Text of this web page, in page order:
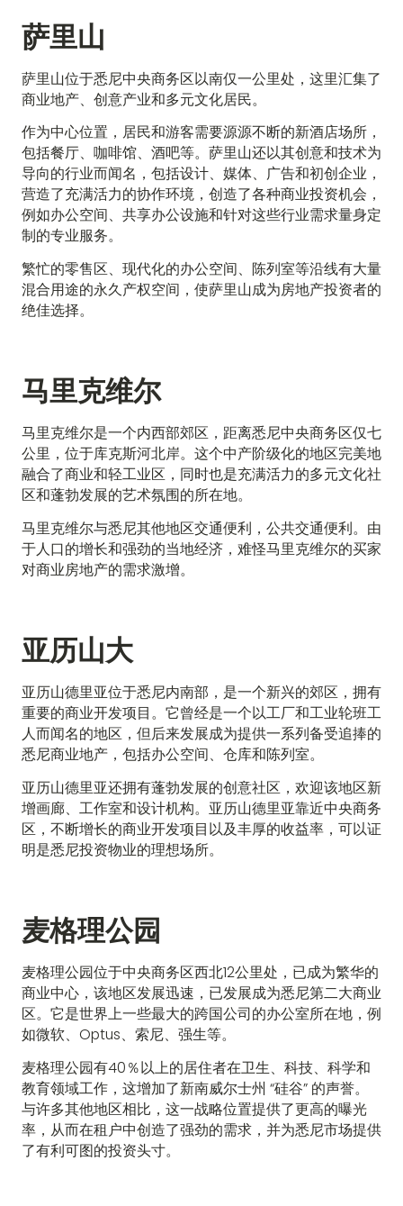
萨里山
萨里山位于悉尼中央商务区以南仅一公里处，这里汇集了
商业地产、创意产业和多元文化居民。
作为中心位置，居民和游客需要源源不断的新酒店场所，
包括餐厅、咖啡馆、酒吧等。萨里山还以其创意和技术为
导向的行业而闻名，包括设计、媒体、广告和初创企业，
营造了充满活力的协作环境，创造了各种商业投资机会，
例如办公空间、共享办公设施和针对这些行业需求量身定
制的专业服务。
繁忙的零售区、现代化的办公空间、陈列室等沿线有大量
混合用途的永久产权空间，使萨里山成为房地产投资者的
绝佳选择。
马里克维尔
马里克维尔是一个内西部郊区，距离悉尼中央商务区仅七
公里，位于库克斯河北岸。这个中产阶级化的地区完美地
融合了商业和轻工业区，同时也是充满活力的多元文化社
区和蓬勃发展的艺术氛围的所在地。
马里克维尔与悉尼其他地区交通便利，公共交通便利。由
于人口的增长和强劲的当地经济，难怪马里克维尔的买家
对商业房地产的需求激增。
亚历山大
亚历山德里亚位于悉尼内南部，是一个新兴的郊区，拥有
重要的商业开发项目。它曾经是一个以工厂和工业轮班工
人而闻名的地区，但后来发展成为提供一系列备受追捧的
悉尼商业地产，包括办公空间、仓库和陈列室。
亚历山德里亚还拥有蓬勃发展的创意社区，欢迎该地区新
增画廊、工作室和设计机构。亚历山德里亚靠近中央商务
区，不断增长的商业开发项目以及丰厚的收益率，可以证
明是悉尼投资物业的理想场所。
麦格理公园
麦格理公园位于中央商务区西北12公里处，已成为繁华的
商业中心，该地区发展迅速，已发展成为悉尼第二大商业
区。它是世界上一些最大的跨国公司的办公室所在地，例
如微软、Optus、索尼、强生等。
麦格理公园有40％以上的居住者在卫生、科技、科学和
教育领域工作，这增加了新南威尔士州 “硅谷” 的声誉。
与许多其他地区相比，这一战略位置提供了更高的曝光
率，从而在租户中创造了强劲的需求，并为悉尼市场提供
了有利可图的投资头寸。